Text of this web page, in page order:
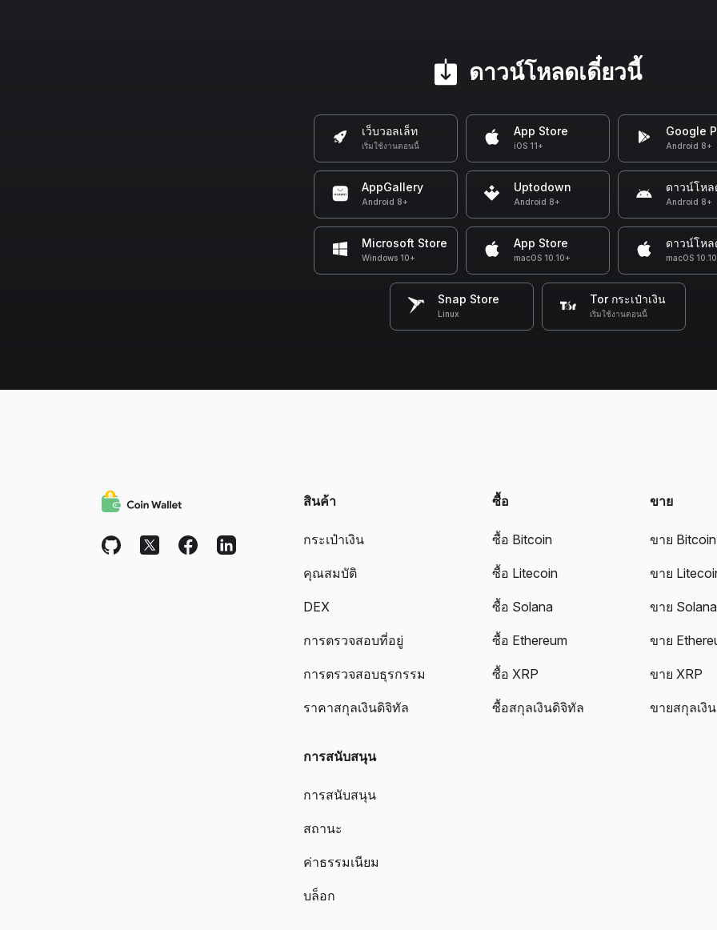
ดาวน์โหลดเดี๋ยวนี้
เว็บวอลเล็ท
เริ่มใช้งานตอนนี้
App Store
iOS 11+
Google
Android 8+
AppGallery
Android 8+
Uptodown
Android 8+
ดาวน์โหล
Android 8+
Microsoft Store
Windows 10+
App Store
macOS 10.10+
ดาวน์โหล
macOS
Snap Store
Linux
Tor กระเป๋าเงิน
เริ่มใช้งานตอนนี้
สินค้า
กระเป๋าเงิน
คุณสมบัติ
DEX
การตรวจสอบที่อยู่
การตรวจสอบธุรกรรม
ราคาสกุลเงินดิจิทัล
ซื้อ
ซื้อ Bitcoin
ซื้อ Litecoin
ซื้อ Solana
ซื้อ Ethereum
ซื้อ XRP
ซื้อสกุลเงินดิจิทัล
ขาย
ขาย Bitcoin
ขาย
ขาย Solana
ขาย
ขาย XRP
ขายสกุลเงิ
การสนับสนุน
การสนับสนุน
สถานะ
ค่าธรรมเนียม
บล็อก